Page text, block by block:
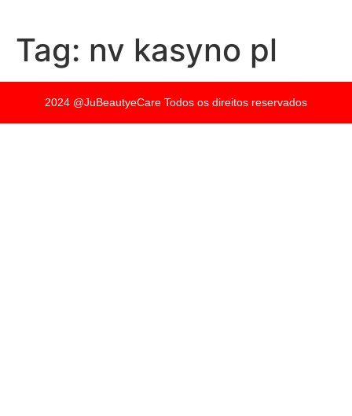
Tag: nv kasyno pl
2024 @JuBeautyeCare Todos os direitos reservados